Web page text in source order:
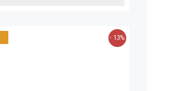
- 13%